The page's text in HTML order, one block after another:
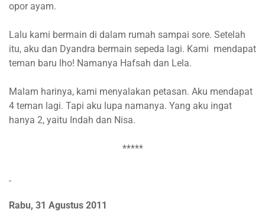
opor ayam.
Lalu kami bermain di dalam rumah sampai sore. Setelah
itu, aku dan Dyandra bermain sepeda lagi. Kami mendapat
teman baru lho! Namanya Hafsah dan Lela.
Malam harinya, kami menyalakan petasan. Aku mendapat
4 teman lagi. Tapi aku lupa namanya. Yang aku ingat
hanya 2, yaitu Indah dan Nisa.
*****
Rabu, 31 Agustus 2011